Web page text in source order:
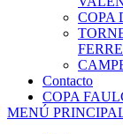
COPA
Contacto
COPA
MENÚ